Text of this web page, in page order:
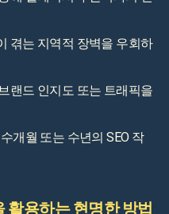
겪는 지역적 장벽을 우회하
랜드 인지도 또는 트래픽을
개월 또는 수년의 SEO 작
활용하는 현명한 방법